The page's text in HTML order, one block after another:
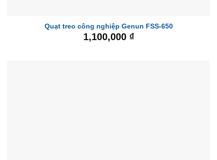
Quạt treo công nghiệp Genun FSS-650
1,100,000 ₫